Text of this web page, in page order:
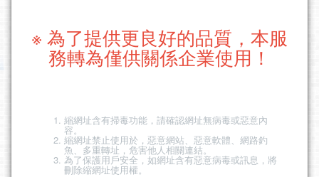
※ 為了提供更良好的品質，本服
務轉為僅供關係企業使用！
縮網址含有掃毒功能，請確認網址無病毒或惡意內
容。
縮網址禁止使用於，惡意網站、惡意軟體、網路釣
魚、多重轉址，危害他人相關連結。
為了保護用戶安全，如網址含有惡意病毒或訊息，將
刪除縮網址使用權。